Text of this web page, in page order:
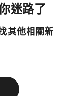
迷路了
其他相關新
即可回到加密